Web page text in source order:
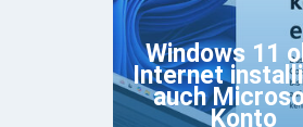
Windows 11
Internet
auch
Konto